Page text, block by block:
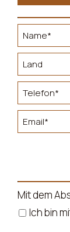
Mit dem
Ich bin